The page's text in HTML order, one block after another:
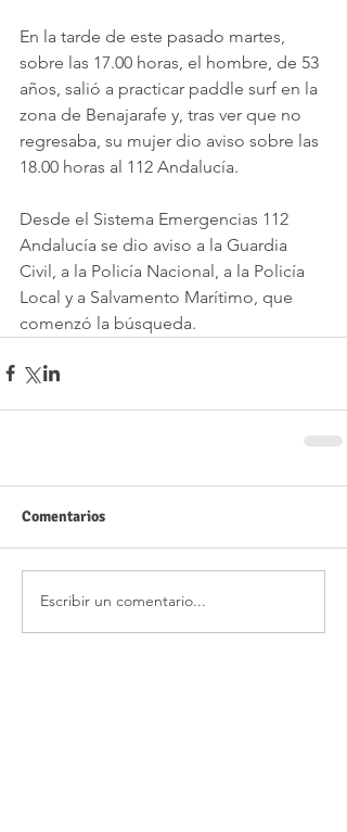
En la tarde de este pasado martes,
sobre las 17.00 horas, el hombre, de 53
años, salió a practicar paddle surf en la
zona de Benajarafe y, tras ver que no
regresaba, su mujer dio aviso sobre las
18.00 horas al 112 Andalucía.
Desde el Sistema Emergencias 112
Andalucía se dio aviso a la Guardia
Civil, a la Policía Nacional, a la Policía
Local y a Salvamento Marítimo, que
comenzó la búsqueda.
Comentarios
Escribir un comentario...